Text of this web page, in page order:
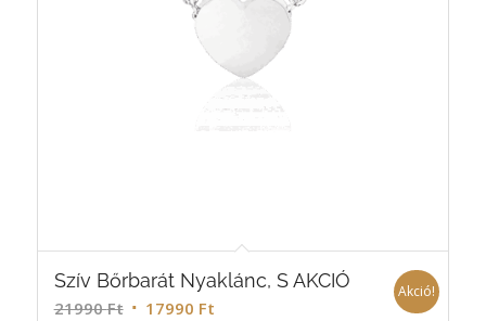
Szív Bőrbarát Nyaklánc, S AKCIÓ
21990Ft 17990 Ft
Akció!